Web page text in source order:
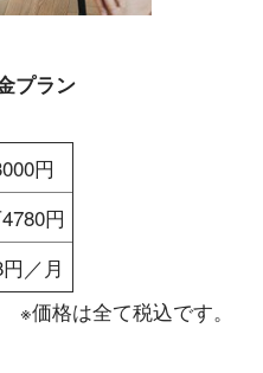
プラン
円
円
／月
価格は全て税込です。